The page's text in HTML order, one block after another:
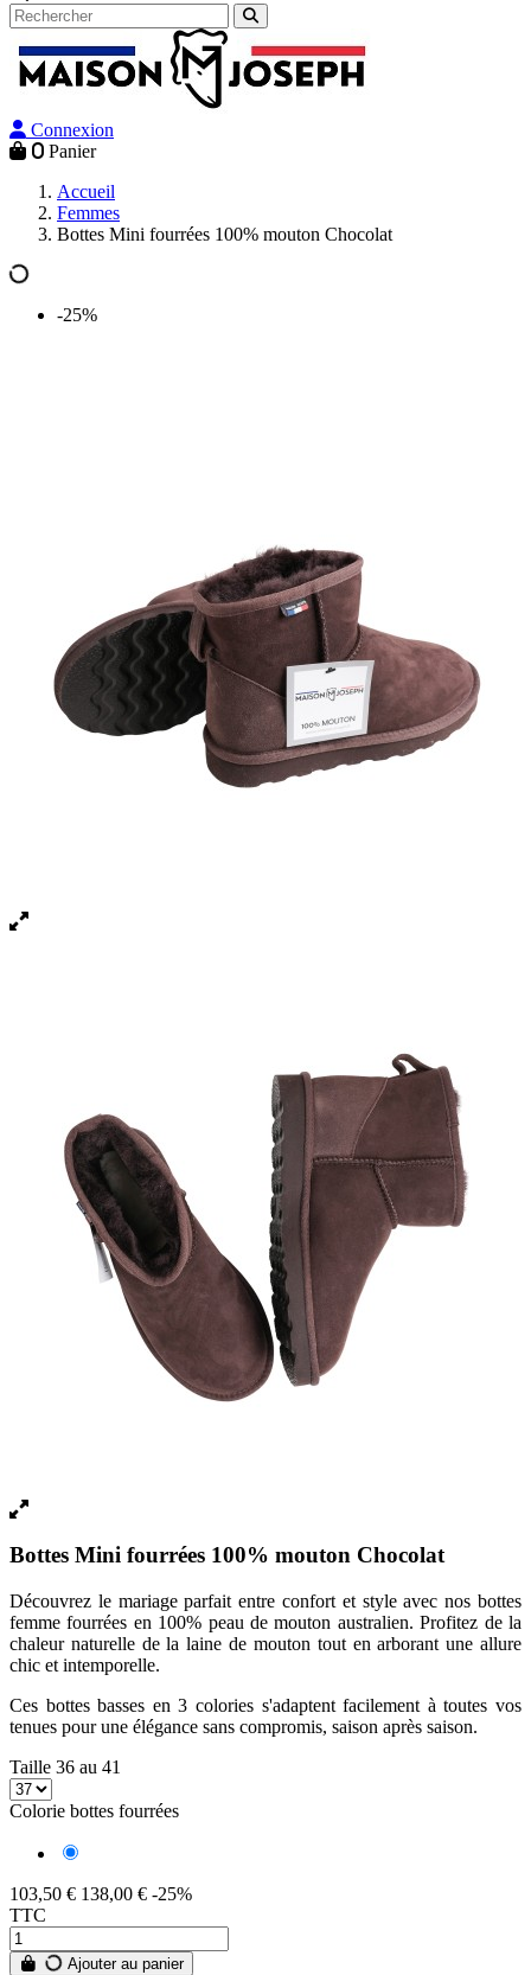
Connexion
0 Panier
Accueil
Femmes
Bottes Mini fourrées 100% mouton Chocolat
-25%
Bottes Mini fourrées 100% mouton Chocolat
Découvrez le mariage parfait entre confort et style avec nos bottes
femme fourrées en 100% peau de mouton australien. Profitez de la
chaleur naturelle de la laine de mouton tout en arborant une allure
chic et intemporelle.
Ces bottes basses en 3 colories s'adaptent facilement à toutes vos
tenues pour une élégance sans compromis, saison après saison.
Taille 36 au 41
Colorie bottes fourrées
103,50 € 138,00 € -25%
TTC
Ajouter au panier